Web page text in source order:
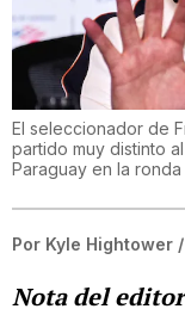
El seleccionador de
partido muy distinto
Paraguay en la
Por Kyle Hightower
Nota del